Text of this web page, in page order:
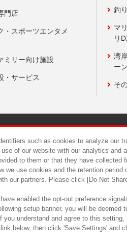
門店
・スポーツエンタメ
ミリー向け施設
・サービス
釣
マ
リ
湾
ー
そ
食品のご
such as cookies to analyze our
of our website with our analytics and
to them or that they have
we use cookies and the retention
our partners. Please click [Do Not
enabled the opt-out preference
setup banner, you will be
you understand and agree to this
below, then click 'Save Settings' and